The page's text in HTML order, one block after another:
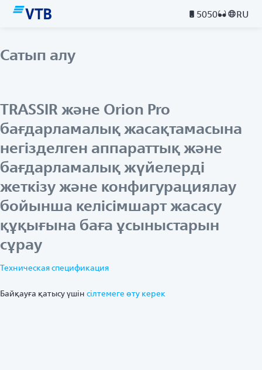
5050 RU
Сатып алу
TRASSIR және Orion Pro
бағдарламалық жасақтамасына
негізделген аппараттық және
бағдарламалық жүйелерді
жеткізу және конфигурациялау
бойынша келісімшарт жасасу
құқығына баға ұсыныстарын
сұрау
Техническая спецификация
Байқауға қатысу үшін ciлтемеге өту керек